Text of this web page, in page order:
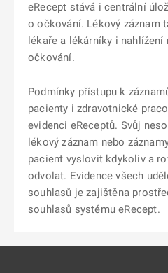
eRecept stává i centrální
o očkování. Lékový záznam
lékaře a lékárníky i nahlížení
očkování.
Podmínky přístupu k
pacienty i zdravotnické
evidenci eReceptů. Svůj
lékový záznam nebo
pacient vyslovit kdykoliv a
odvolat. Evidence všech
souhlasů je zajištěna
souhlasů systému eRecept.